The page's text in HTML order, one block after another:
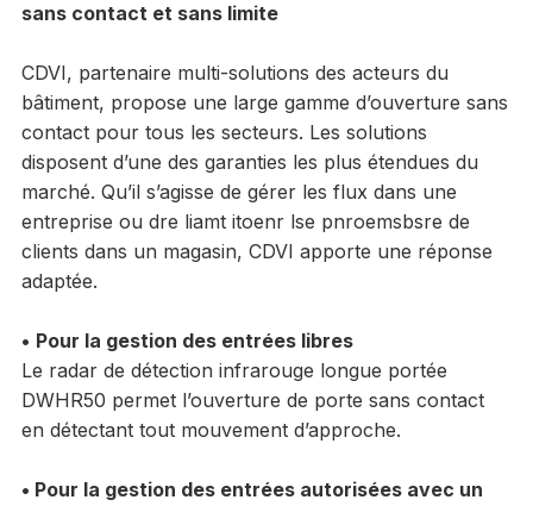
sans contact et sans limite
CDVI, partenaire multi-solutions des acteurs du
bâtiment, propose une large gamme d’ouverture sans
contact pour tous les secteurs. Les solutions
disposent d’une des garanties les plus étendues du
marché. Qu’il s’agisse de gérer les flux dans une
entreprise ou dre liamt itoenr lse pnroemsbsre de
clients dans un magasin, CDVI apporte une réponse
adaptée.
• Pour la gestion des entrées libres
Le radar de détection infrarouge longue portée
DWHR50 permet l’ouverture de porte sans contact
en détectant tout mouvement d’approche.
• Pour la gestion des entrées autorisées avec un